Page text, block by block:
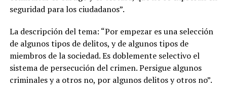
seguridad para los ciudadanos”.
La descripción del tema: “Por empezar es una selección
de algunos tipos de delitos, y de algunos tipos de
miembros de la sociedad. Es doblemente selectivo el
sistema de persecución del crimen. Persigue algunos
criminales y a otros no, por algunos delitos y otros no”.